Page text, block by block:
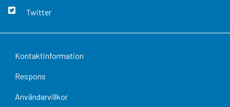
Twitter
Kontaktinformation
Respons
Användarvillkor